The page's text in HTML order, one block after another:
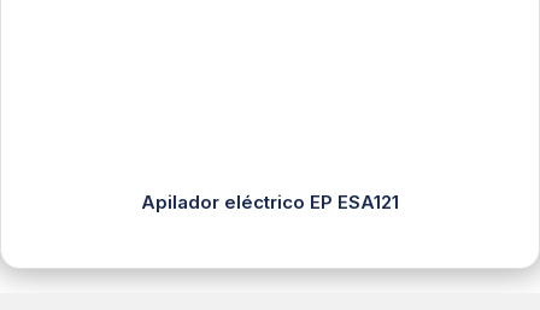
Apilador eléctrico EP ESA121